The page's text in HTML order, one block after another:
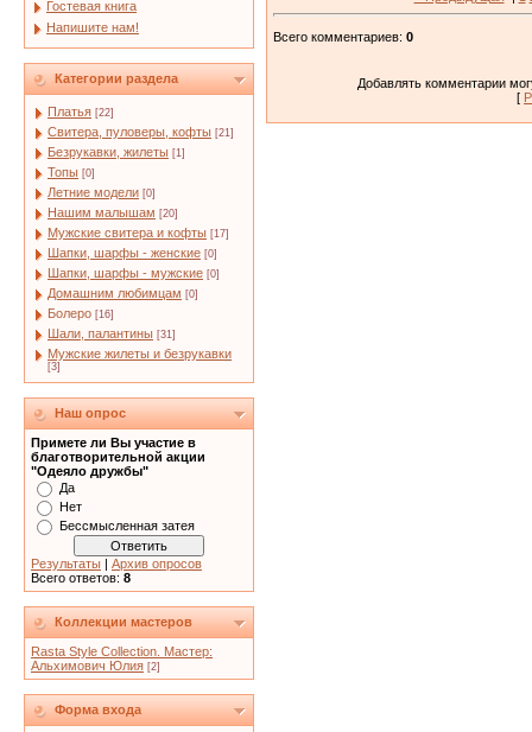
Гостевая книга
Напишите нам!
Категории раздела
Платья [22]
Свитера, пуловеры, кофты [21]
Безрукавки, жилеты [1]
Топы [0]
Летние модели [0]
Нашим малышам [20]
Мужские свитера и кофты [17]
Шапки, шарфы - женские [0]
Шапки, шарфы - мужские [0]
Домашним любимцам [0]
Болеро [16]
Шали, палантины [31]
Мужские жилеты и безрукавки
[3]
Наш опрос
Примете ли Вы участие в
благотворительной акции
"Одеяло дружбы"
Да
Нет
Бессмысленная затея
Результаты | Архив опросов
Всего ответов: 8
Коллекции мастеров
Rasta Style Collection. Мастер:
Альхимович Юлия [2]
Форма входа
Всего комментариев: 0
Добавлять комментарии
[